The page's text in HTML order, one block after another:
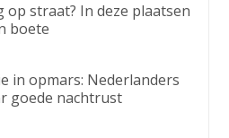
op straat? In deze plaatsen
boete
in opmars: Nederlanders
goede nachtrust